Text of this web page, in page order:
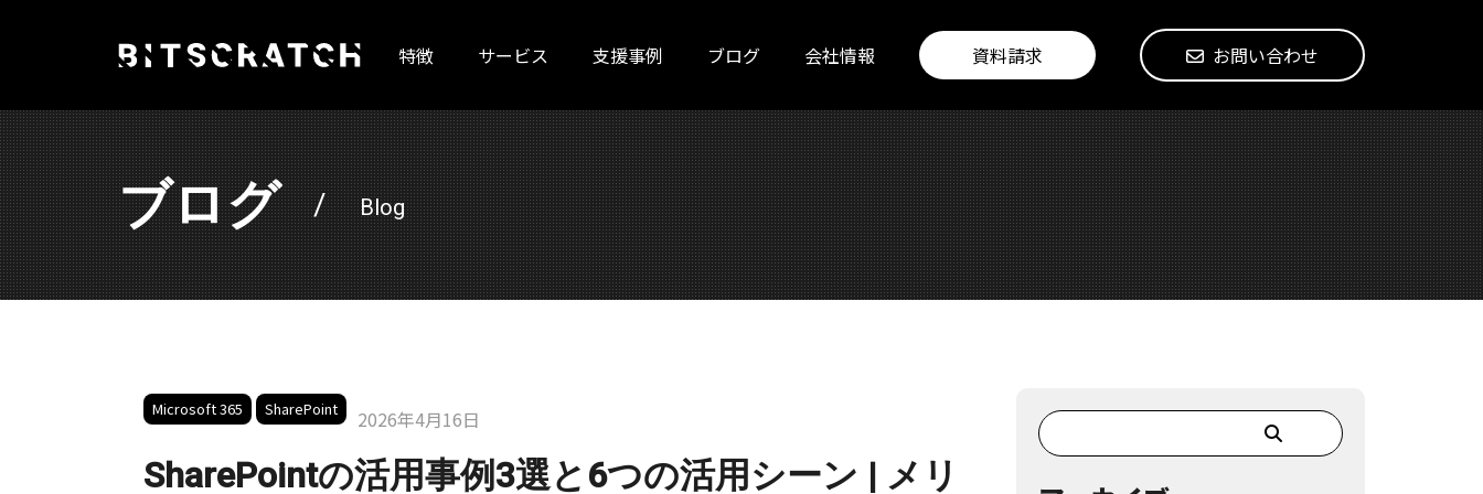
特徴 サービス 支援事例 ブログ 会社情報 資料請求 お問い合わせ
ブログ Blog
Microsoft 365 SharePoint 2026年4月16日
SharePointの活用事例3選と6つの活用シーン | メリ